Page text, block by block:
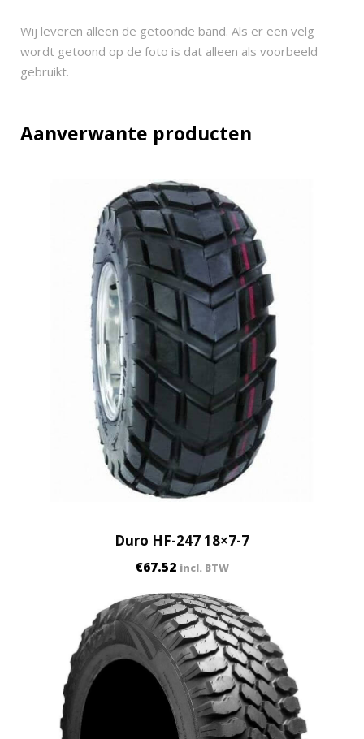
-
9
q
n
Wij leveren alleen de getoonde band. Als er een velg
wordt getoond op de foto is dat alleen als voorbeeld
gebruikt.
Aanverwante producten
Duro HF-247 18×7-7
€67.52 incl. BTW